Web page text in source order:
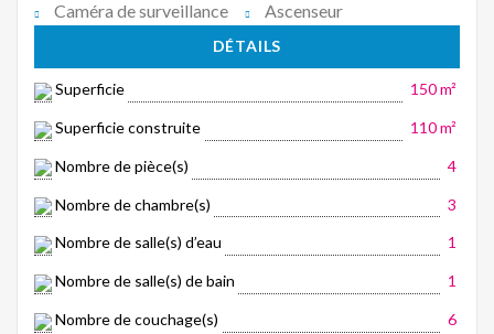
Caméra de surveillance
Ascenseur
DÉTAILS
Superficie 150 m²
Superficie construite 110 m²
Nombre de pièce(s) 4
Nombre de chambre(s) 3
Nombre de salle(s) d’eau 1
Nombre de salle(s) de bain 1
Nombre de couchage(s) 6